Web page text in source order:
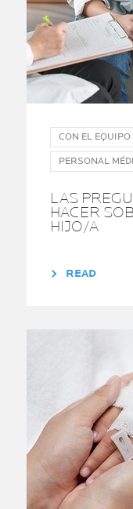
CON EL EQUIPO
PERSONAL
LAS
HACER
HIJO/A
READ